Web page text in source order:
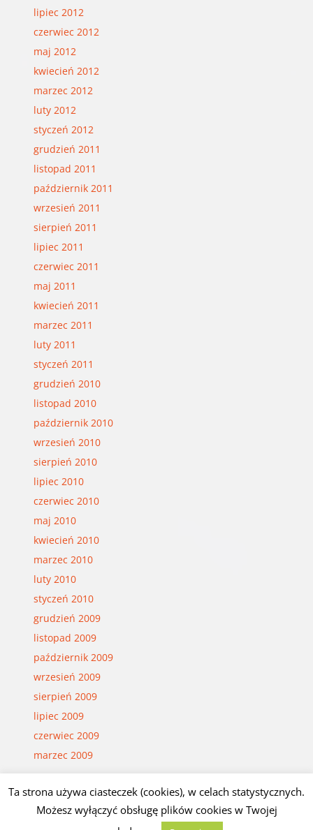
lipiec 2012
czerwiec 2012
maj 2012
kwiecień 2012
marzec 2012
luty 2012
styczeń 2012
grudzień 2011
listopad 2011
październik 2011
wrzesień 2011
sierpień 2011
lipiec 2011
czerwiec 2011
maj 2011
kwiecień 2011
marzec 2011
luty 2011
styczeń 2011
grudzień 2010
listopad 2010
październik 2010
wrzesień 2010
sierpień 2010
lipiec 2010
czerwiec 2010
maj 2010
kwiecień 2010
marzec 2010
luty 2010
styczeń 2010
grudzień 2009
listopad 2009
październik 2009
wrzesień 2009
sierpień 2009
lipiec 2009
czerwiec 2009
marzec 2009
© Czesław Białczyński
Ta strona używa ciasteczek (cookies), w celach statystycznych.
Możesz wyłączyć obsługę plików cookies w Twojej